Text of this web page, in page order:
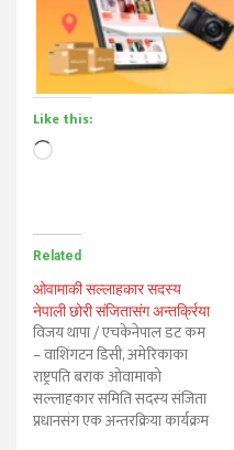
Like this:
Loading…
Related
ओवामाकी सल्लाहकार सदस्य
नेपाली छोरी संजितासंग अन्तर्क्रिया
विजय थापा / एचकेनेपाल डट कम
– वाशिंगटन डिसी, अमेरिकाका
राष्ट्रपति बराक ओवामाको
सल्लाहकार समिति सदस्य संजिता
प्रधानसंग एक अन्तरक्रिया कार्यक्रम